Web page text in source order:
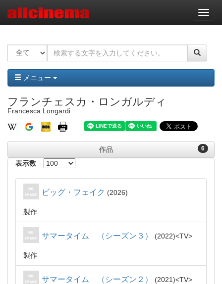
ナ
ビ
ー
ョ
ン
メニュー
フランチェスカ・ロンガルディ
Francesca Longardi
6
作品
表示数
ビッグ・フェイク 2026
製作
サマータイム （シーズン３） 2022 TV
製作
サマータイム （シーズン２） 2021 TV